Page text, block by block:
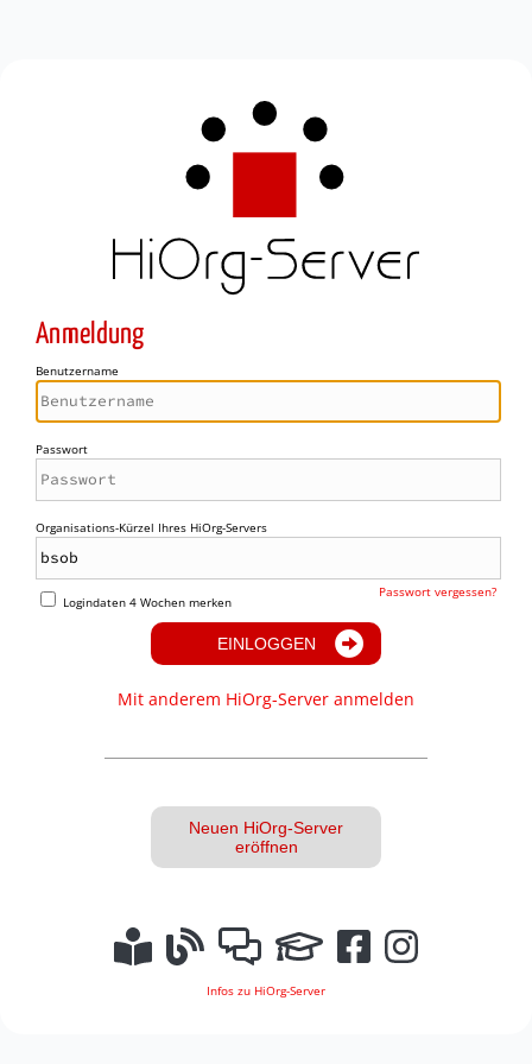
Anmeldung
Benutzername
Passwort
Organisations-Kürzel Ihres HiOrg-Servers
Logindaten 4 Wochen merken
Passwort vergessen?
EINLOGGEN
Mit anderem HiOrg-Server anmelden
Neuen HiOrg-Server
eröffnen
Infos zu HiOrg-Server